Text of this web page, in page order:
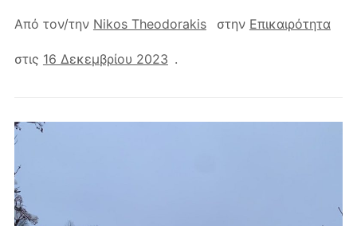
Από τον/την Nikos Theodorakis στην Επικαιρότητα
στις 16 Δεκεμβρίου 2023 .